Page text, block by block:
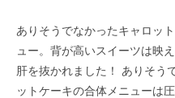
ありそうでなかったキャロッ
ュー。背が高いスイーツは映
肝を抜かれました！ ありそう
ットケーキの合体メニューは